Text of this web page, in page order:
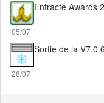
05/07
Entracte Awards
26/07
Sortie de la V7.0.6